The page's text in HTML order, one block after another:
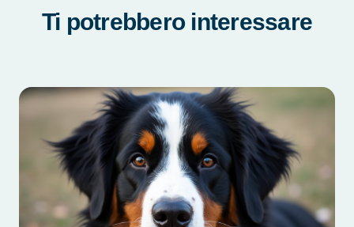
Ti potrebbero interessare